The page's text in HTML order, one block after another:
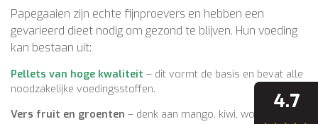
Papegaaien zijn echte fijnproevers en hebben een
gevarieerd dieet nodig om gezond te blijven. Hun voeding
kan bestaan uit:
Pellets van hoge kwaliteit – dit vormt de basis en bevat alle
noodzakelijke voedingsstoffen.
Vers fruit en groenten – denk aan mango, kiwi, wortel, zoete
4.7